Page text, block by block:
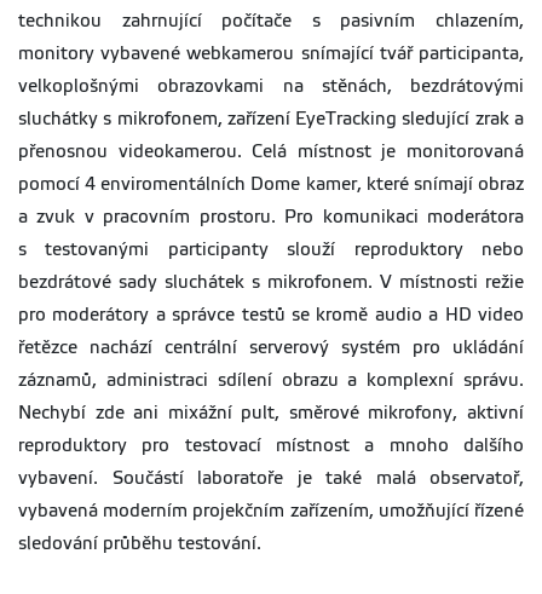
technikou zahrnující počítače s pasivním chlazením,
monitory vybavené webkamerou snímající tvář participanta,
velkoplošnými obrazovkami na stěnách, bezdrátovými
sluchátky s mikrofonem, zařízení EyeTracking sledující zrak a
přenosnou videokamerou. Celá místnost je monitorovaná
pomocí 4 enviromentálních Dome kamer, které snímají obraz
a zvuk v pracovním prostoru. Pro komunikaci moderátora
s testovanými participanty slouží reproduktory nebo
bezdrátové sady sluchátek s mikrofonem. V místnosti režie
pro moderátory a správce testů se kromě audio a HD video
řetězce nachází centrální serverový systém pro ukládání
záznamů, administraci sdílení obrazu a komplexní správu.
Nechybí zde ani mixážní pult, směrové mikrofony, aktivní
reproduktory pro testovací místnost a mnoho dalšího
vybavení. Součástí laboratoře je také malá observatoř,
vybavená moderním projekčním zařízením, umožňující řízené
sledování průběhu testování.